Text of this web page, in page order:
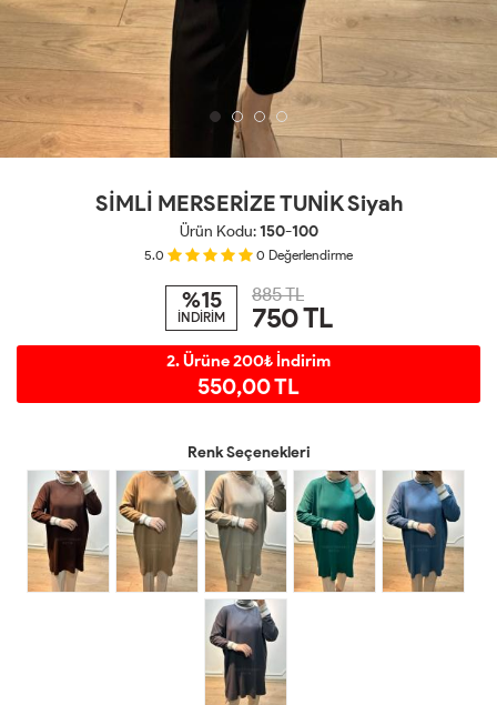
SİMLİ MERSERİZE TUNİK Siyah
Ürün Kodu:150-100
5.0 0 Değerlendirme
%15
İNDİRİM
885 TL
750TL
2. Ürüne 200₺ İndirim
550,00 TL
Renk Seçenekleri